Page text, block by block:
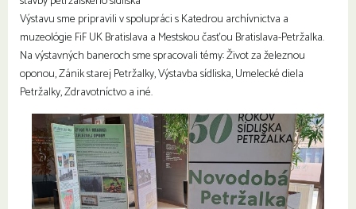
Výstavu sme pripravili v spolupráci s Katedrou archívnictva a
muzeológie FiF UK Bratislava a Mestskou časťou Bratislava-Petržalka.
Na výstavných baneroch sme spracovali témy: Život za železnou
oponou, Zánik starej Petržalky, Výstavba sídliska, Umelecké diela
Petržalky, Zdravotníctvo a iné.